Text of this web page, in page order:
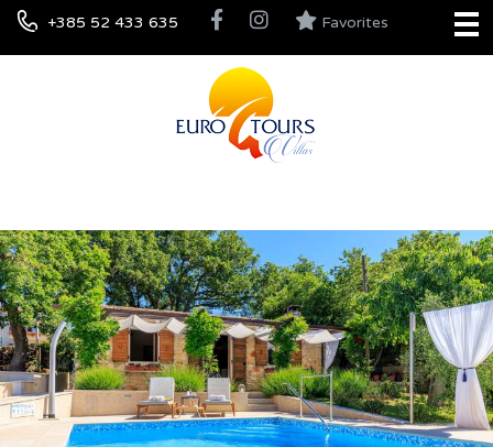
+385 52 433 635 Favorites